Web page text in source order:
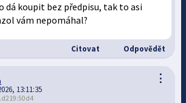
dá koupit bez předpisu, tak to asi
vám nepomáhal?
Citovat Odpovědět
⋮
13:11:35